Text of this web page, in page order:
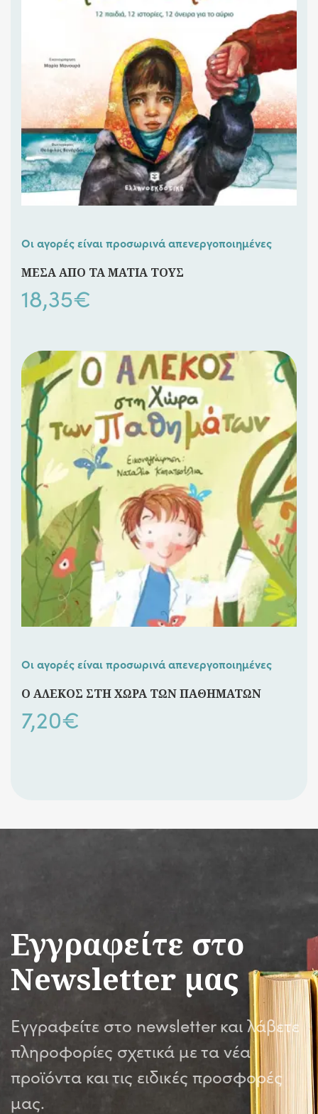
Οι αγορές είναι προσωρινά απενεργοποιημένες
ΜΕΣΑ ΑΠΟ ΤΑ ΜΑΤΙΑ ΤΟΥΣ
18,35€
Οι αγορές είναι προσωρινά απενεργοποιημένες
Ο ΑΛΕΚΟΣ ΣΤΗ ΧΩΡΑ ΤΩΝ ΠΑΘΗΜΑΤΩΝ
7,20€
Εγγραφείτε στο
Newsletter μας
Εγγραφείτε στο newsletter και λάβετε
πληροφορίες σχετικά με τα νέα
προϊόντα και τις ειδικές προσφορές
μας.